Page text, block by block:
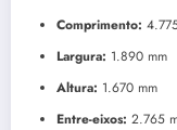
Comprimento:
Largura: 1.890 mm
Altura: 1.670 mm
Entre-eixos: 2.765